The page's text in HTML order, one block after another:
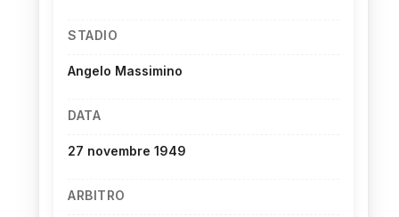
STADIO
Angelo Massimino
DATA
27 novembre 1949
ARBITRO